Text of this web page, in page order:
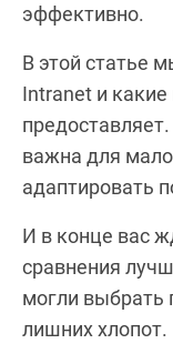
эффективно.
В этой статье
Intranet и
важна для
адаптировать
И в конце вас
сравнения
могли выбрать
лишних хлопот.